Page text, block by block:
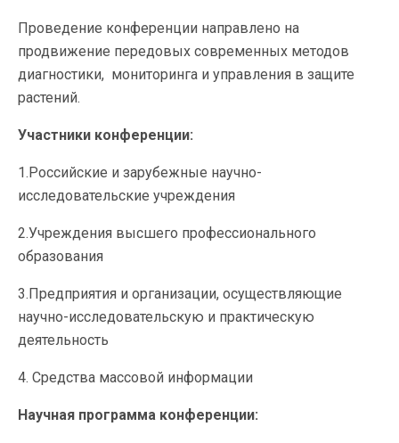
Проведение конференции направлено на
продвижение передовых современных методов
диагностики, мониторинга и управления в защите
растений.
Участники конференции:
1.Российские и зарубежные научно-
исследовательские учреждения
2.Учреждения высшего профессионального
образования
3.Предприятия и организации, осуществляющие
научно-исследовательскую и практическую
деятельность
4. Средства массовой информации
Научная программа конференции: